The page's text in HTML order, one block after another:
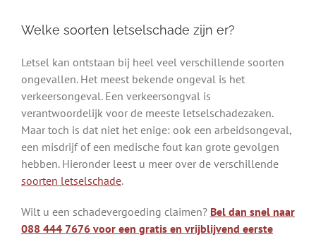
Welke soorten letselschade zijn er?
Letsel kan ontstaan bij heel veel verschillende soorten
ongevallen. Het meest bekende ongeval is het
verkeersongeval. Een verkeersongval is
verantwoordelijk voor de meeste letselschadezaken.
Maar toch is dat niet het enige: ook een arbeidsongeval,
een misdrijf of een medische fout kan grote gevolgen
hebben. Hieronder leest u meer over de verschillende
soorten letselschade.
Wilt u een schadevergoeding claimen? Bel dan snel naar
088 444 7676 voor een gratis en vrijblijvend eerste